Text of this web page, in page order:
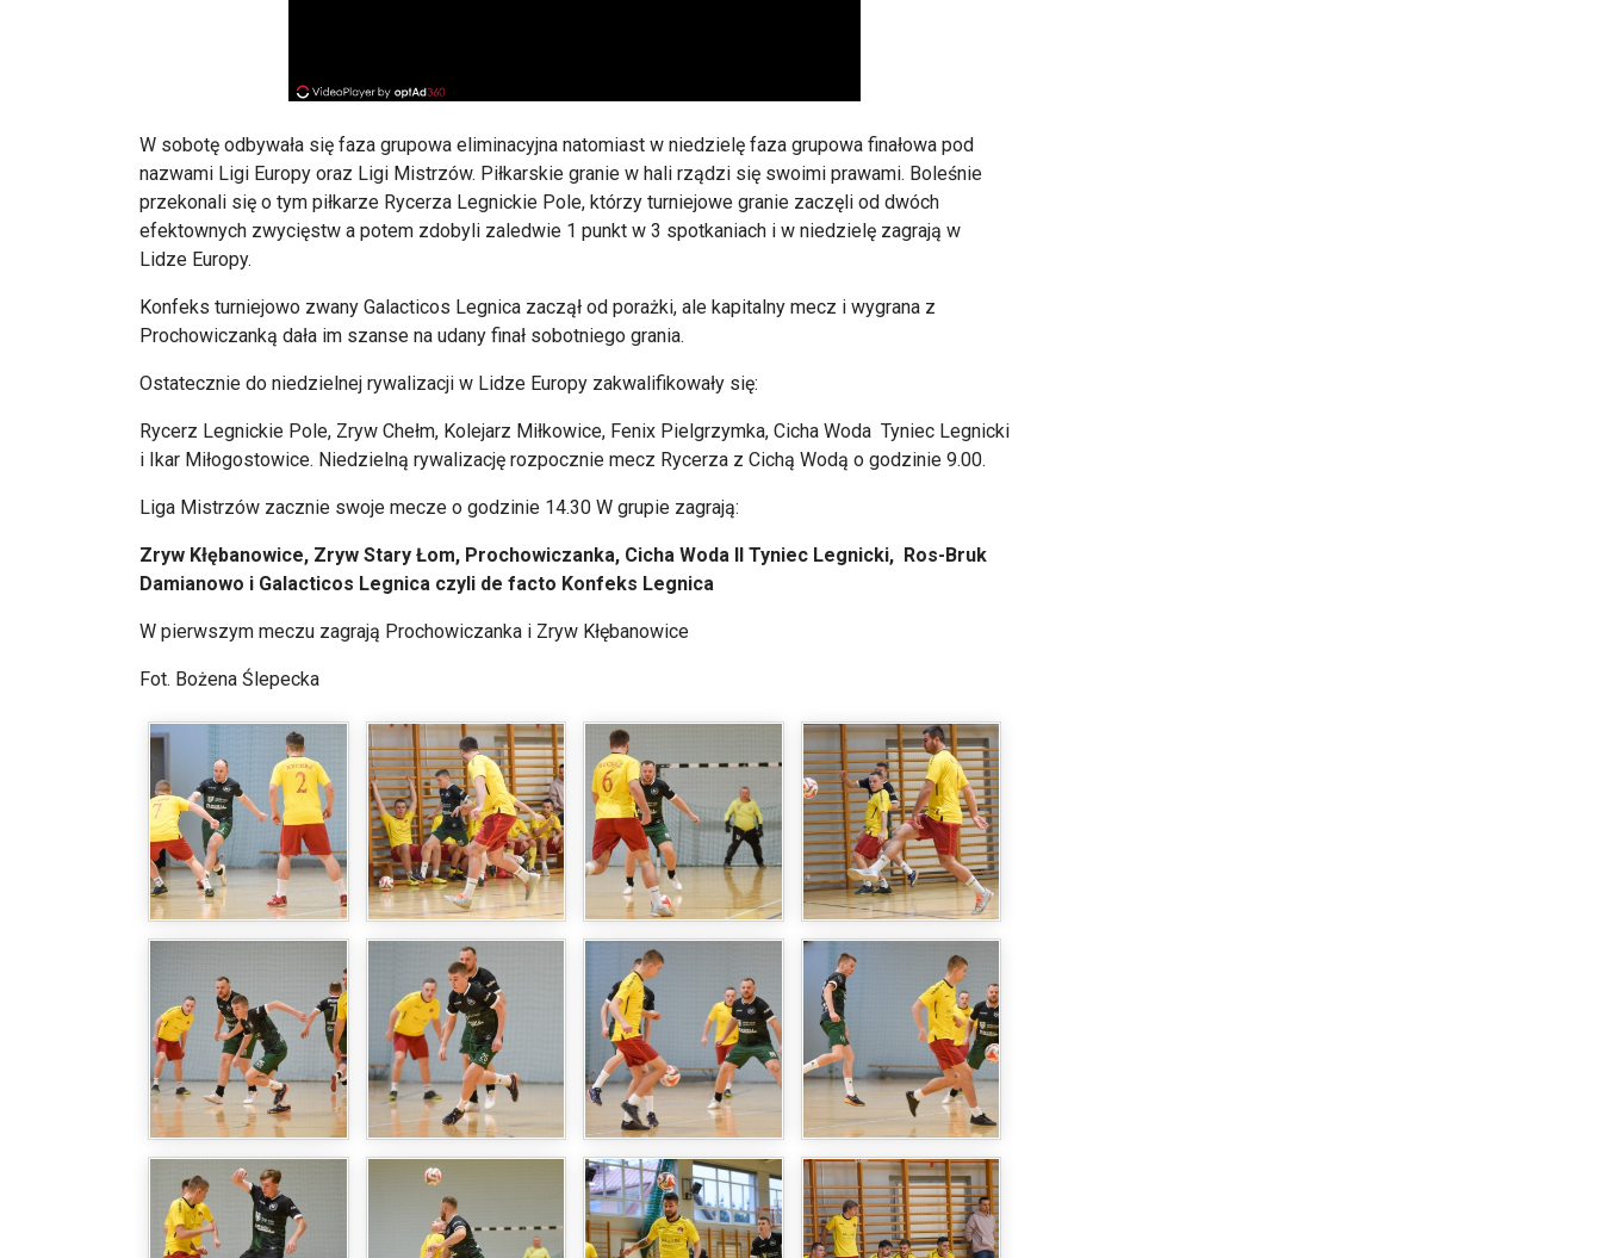
W sobotę odbywała się faza grupowa eliminacyjna natomiast w niedzielę faza grupowa finałowa pod
nazwami Ligi Europy oraz Ligi Mistrzów. Piłkarskie granie w hali rządzi się swoimi prawami. Boleśnie
przekonali się o tym piłkarze Rycerza Legnickie Pole, którzy turniejowe granie zaczęli od dwóch
efektownych zwycięstw a potem zdobyli zaledwie 1 punkt w 3 spotkaniach i w niedzielę zagrają w
Lidze Europy.
Konfeks turniejowo zwany Galacticos Legnica zaczął od porażki, ale kapitalny mecz i wygrana z
Prochowiczanką dała im szanse na udany finał sobotniego grania.
Ostatecznie do niedzielnej rywalizacji w Lidze Europy zakwalifikowały się:
Rycerz Legnickie Pole, Zryw Chełm, Kolejarz Miłkowice, Fenix Pielgrzymka, Cicha Woda Tyniec Legnicki
i Ikar Miłogostowice. Niedzielną rywalizację rozpocznie mecz Rycerza z Cichą Wodą o godzinie 9.00.
Liga Mistrzów zacznie swoje mecze o godzinie 14.30 W grupie zagrają:
Zryw Kłębanowice, Zryw Stary Łom, Prochowiczanka, Cicha Woda II Tyniec Legnicki, Ros-Bruk
Damianowo i Galacticos Legnica czyli de facto Konfeks Legnica
W pierwszym meczu zagrają Prochowiczanka i Zryw Kłębanowice
Fot. Bożena Ślepecka